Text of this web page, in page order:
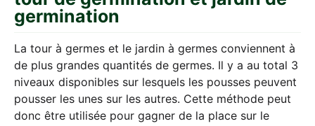
germination
La tour à ger­mes et le jar­din à ger­mes con­vi­en­nent à
de plus gran­des quan­ti­tés de ger­mes. Il y a au total 3
niveaux dis­po­nibles sur les­quels les pous­ses peu­vent
pous­ser les unes sur les aut­res. Cet­te métho­de peut
donc être uti­li­sée pour gagner de la place sur le